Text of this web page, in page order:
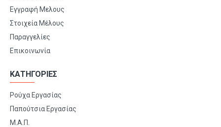
Εγγραφή Μελους
Στοιχεία Μέλους
Παραγγελίες
Επικοινωνία
ΚΑΤΗΓΟΡΙΕΣ
Ρούχα Εργασίας
Παπούτσια Εργασίας
Μ.Α.Π.